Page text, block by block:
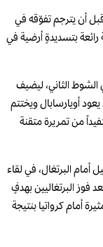
أن يترجم تفوّقه في
رائعة بتسديدةٍ أرضية في
الثاني، ليضيف
برأسية في الدقيقة 66، قبل أن يعود أويارسابال ويختتم
من تمريرة متقنة
أمام البرتغال، في لقاء
فوز البرتغاليين بهدفٍ
أمام كرواتيا بنتيجة